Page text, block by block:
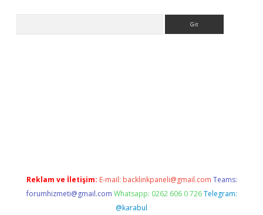
Reklam ve İletişim: E-mail: backlinkpaneli@gmail.com Teams:
forumhizmeti@gmail.com Whatsapp: 0262 606 0 726 Telegram:
@karabul